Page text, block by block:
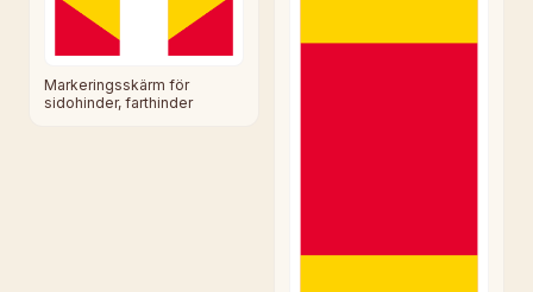
Markeringsskärm för
sidohinder, farthinder